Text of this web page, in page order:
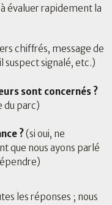
évaluer rapidement la
chiffrés, message de
suspect signalé, etc.)
sont concernés ?
du parc)
?(si oui, ne
que nous ayons parlé
les réponses ; nous